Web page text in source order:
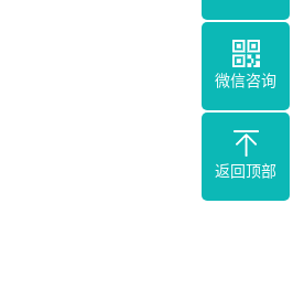
微信咨询
返回顶部